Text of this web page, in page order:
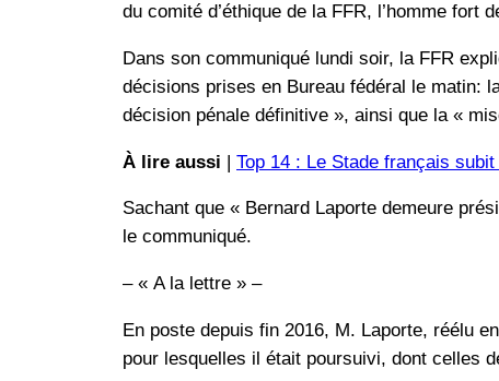
du comité d’éthique de la FFR, l’homme fort
Dans son communiqué lundi soir, la FFR
décisions prises en Bureau fédéral le matin:
décision pénale définitive », ainsi que la «
À lire aussi | Top 14 : Le Stade français
Sachant que « Bernard Laporte demeure
le communiqué.
– « A la lettre » –
En poste depuis fin 2016, M. Laporte, réélu
pour lesquelles il était poursuivi, dont celles